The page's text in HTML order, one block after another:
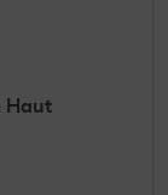
Haut